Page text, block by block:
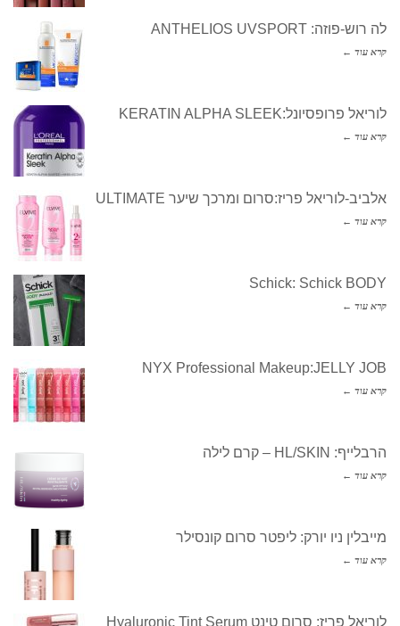
לה רוש-פוזה: ANTHELIOS UVSPORT
קרא עוד ←
לוריאל פרופסיונל:KERATIN ALPHA SLEEK
קרא עוד ←
אלביב-לוריאל פריז:סרום ומרכך שיער ULTIMATE
קרא עוד ←
Schick: Schick BODY
קרא עוד ←
NYX Professional Makeup:JELLY JOB
קרא עוד ←
הרבלייף: HL/SKIN – קרם לילה
קרא עוד ←
מייבלין ניו יורק: ליפטר סרום קונסילר
קרא עוד ←
לוריאל פריז: סרום טינט Hyaluronic Tint Serum